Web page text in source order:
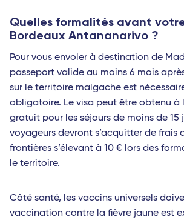
Quelles formalités avant
Bordeaux Antananarivo ?
Pour vous envoler à destination de
passeport valide au moins 6 mois
sur le territoire malgache est
obligatoire. Le visa peut être obtenu à
gratuit pour les séjours de moins de 15
voyageurs devront s’acquitter de frais
frontières s’élevant à 10 € lors des
le territoire.
Côté santé, les vaccins universels
vaccination contre la fièvre jaune est